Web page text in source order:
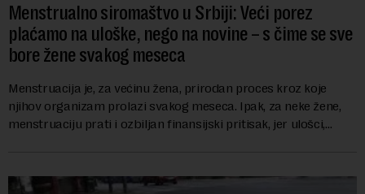
Menstrualno siromaštvo u Srbiji: Veći porez
plaćamo na uloške, nego na novine – s čime se sve
bore žene svakog meseca
Menstruacija je, za većinu žena, prirodan proces kroz koje
njihov organizam prolazi svakog meseca. Ipak, za neke žene,
menstruaciju prati i ozbiljan finansijski pritisak, jer ulošci,